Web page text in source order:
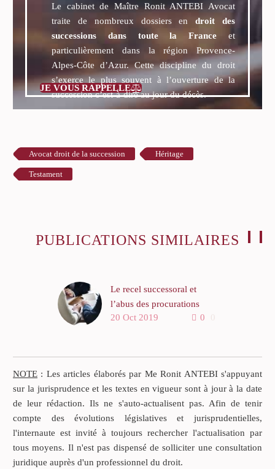
Le cabinet de Maître Ronit ANTEBI Avocat
traite de nombreux dossiers endroit des
successions dans toute la France et
particulièrement dans la région Provence-
Alpes-Côte d’Azur. Cette discipline du droit
s’exerce le plus souvent à l’ouverture de la
succession c’est-à-dire au jour du décès.
JE VOUS RAPPELLE
Avocat droit de la succession Héritage
Testament
PUBLICATIONS SIMILAIRES
Le recel successoral et
l’abus des procurations
bancaires
première chambre civile a
rendu un arrêt le douze
septembre deux mille
douze (cf. Légifrance
pourvoi n° 11-15006).
0 0
20 Oct 2019
NOTE : Les articles élaborés par Me Ronit ANTEBI s'appuyant
sur la jurisprudence et les textes en vigueur sont à jour à la date
de leur rédaction. Ils ne s'auto-actualisent pas. Afin de tenir
compte des évolutions législatives et jurisprudentielles,
l'internaute est invité à toujours rechercher l'actualisation par
tous moyens. Il n'est pas dispensé de solliciter une consultation
juridique auprès d'un professionnel du droit.